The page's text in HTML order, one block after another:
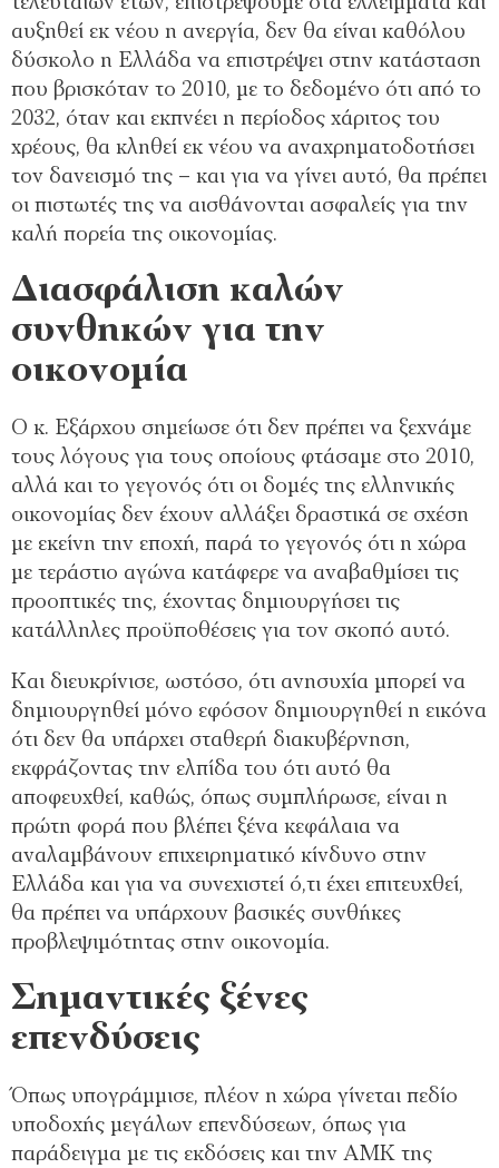
αυξηθεί εκ νέου η ανεργία, δεν θα είναι καθόλου
δύσκολο η Ελλάδα να επιστρέψει στην κατάσταση
που βρισκόταν το 2010, με το δεδομένο ότι από το
2032, όταν και εκπνέει η περίοδος χάριτος του
χρέους, θα κληθεί εκ νέου να αναχρηματοδοτήσει
τον δανεισμό της – και για να γίνει αυτό, θα πρέπει
οι πιστωτές της να αισθάνονται ασφαλείς για την
καλή πορεία της οικονομίας.
Διασφάλιση καλών
συνθηκών για την
οικονομία
Ο κ. Εξάρχου σημείωσε ότι δεν πρέπει να ξεχνάμε
τους λόγους για τους οποίους φτάσαμε στο 2010,
αλλά και το γεγονός ότι οι δομές της ελληνικής
οικονομίας δεν έχουν αλλάξει δραστικά σε σχέση
με εκείνη την εποχή, παρά το γεγονός ότι η χώρα
με τεράστιο αγώνα κατάφερε να αναβαθμίσει τις
προοπτικές της, έχοντας δημιουργήσει τις
κατάλληλες προϋποθέσεις για τον σκοπό αυτό.
Και διευκρίνισε, ωστόσο, ότι ανησυχία μπορεί να
δημιουργηθεί μόνο εφόσον δημιουργηθεί η εικόνα
ότι δεν θα υπάρχει σταθερή διακυβέρνηση,
εκφράζοντας την ελπίδα του ότι αυτό θα
αποφευχθεί, καθώς, όπως συμπλήρωσε, είναι η
πρώτη φορά που βλέπει ξένα κεφάλαια να
αναλαμβάνουν επιχειρηματικό κίνδυνο στην
Ελλάδα και για να συνεχιστεί ό,τι έχει επιτευχθεί,
θα πρέπει να υπάρχουν βασικές συνθήκες
προβλεψιμότητας στην οικονομία.
Σημαντικές ξένες
επενδύσεις
Όπως υπογράμμισε, πλέον η χώρα γίνεται πεδίο
υποδοχής μεγάλων επενδύσεων, όπως για
παράδειγμα με τις εκδόσεις και την ΑΜΚ της